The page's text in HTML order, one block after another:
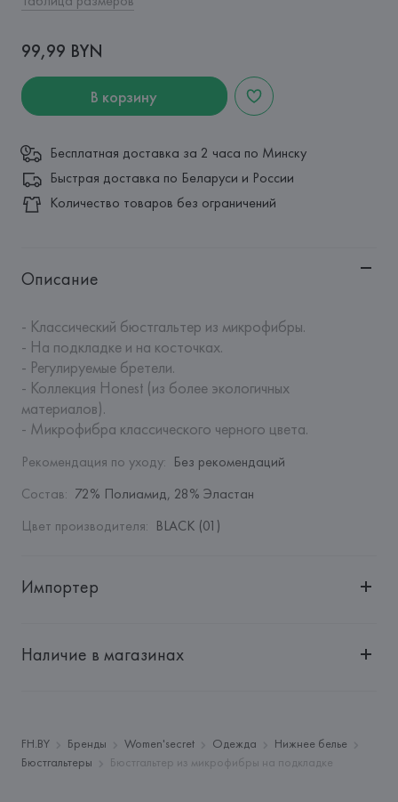
99,99 BYN
В корзину
Бесплатная доставка за 2 часа по Минску
Быстрая доставка по Беларуси и России
Количество товаров без ограничений
Описание
- Классический бюстгальтер из микрофибры.
- На подкладке и на косточках.
- Регулируемые бретели.
- Коллекция Honest (из более экологичных
материалов).
- Микрофибра классического черного цвета.
Рекомендация по уходу: Без рекомендаций
Состав: 72% Полиамид, 28% Эластан
Цвет производителя: BLACK (01)
Импортер
"БелВиринея"
Адрес:
ИСПАНИЯ, EUROFIEL CONFECCION S.A., AVDA
LLANO CASTELLANO, NUM. 51 28034 MADRID,
Наличие в магазинах
FH.BY Бренды Women'secret Одежда
Нижнее белье
Бюстгальтеры
Бюстгальтер из микрофибры на подкладке